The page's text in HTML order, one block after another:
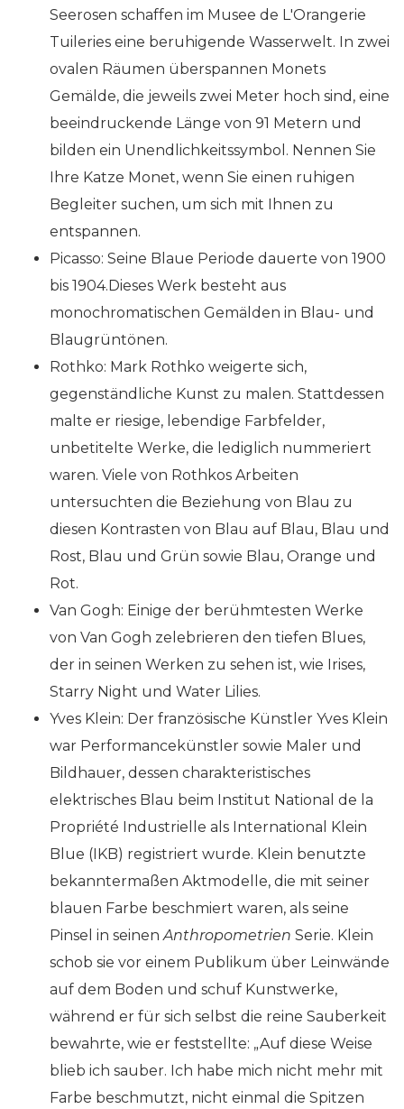
Seerosen schaffen im Musee de L'Orangerie
Tuileries eine beruhigende Wasserwelt. In zwei
ovalen Räumen überspannen Monets
Gemälde, die jeweils zwei Meter hoch sind, eine
beeindruckende Länge von 91 Metern und
bilden ein Unendlichkeitssymbol. Nennen Sie
Ihre Katze Monet, wenn Sie einen ruhigen
Begleiter suchen, um sich mit Ihnen zu
entspannen.
Picasso: Seine Blaue Periode dauerte von 1900
bis 1904.Dieses Werk besteht aus
monochromatischen Gemälden in Blau- und
Blaugrüntönen.
Rothko: Mark Rothko weigerte sich,
gegenständliche Kunst zu malen. Stattdessen
malte er riesige, lebendige Farbfelder,
unbetitelte Werke, die lediglich nummeriert
waren. Viele von Rothkos Arbeiten
untersuchten die Beziehung von Blau zu
diesen Kontrasten von Blau auf Blau, Blau und
Rost, Blau und Grün sowie Blau, Orange und
Rot.
Van Gogh: Einige der berühmtesten Werke
von Van Gogh zelebrieren den tiefen Blues,
der in seinen Werken zu sehen ist, wie Irises,
Starry Night und Water Lilies.
Yves Klein: Der französische Künstler Yves Klein
war Performancekünstler sowie Maler und
Bildhauer, dessen charakteristisches
elektrisches Blau beim Institut National de la
Propriété Industrielle als International Klein
Blue (IKB) registriert wurde. Klein benutzte
bekanntermaßen Aktmodelle, die mit seiner
blauen Farbe beschmiert waren, als seine
Pinsel in seinenAnthropometrien Serie. Klein
schob sie vor einem Publikum über Leinwände
auf dem Boden und schuf Kunstwerke,
während er für sich selbst die reine Sauberkeit
bewahrte, wie er feststellte: „Auf diese Weise
blieb ich sauber. Ich habe mich nicht mehr mit
Farbe beschmutzt, nicht einmal die Spitzen